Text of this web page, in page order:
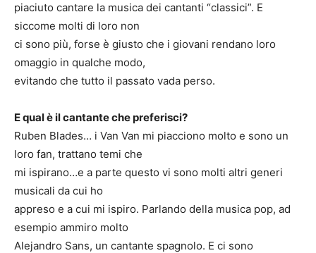
piaciuto cantare la musica dei cantanti “classici”. E
siccome molti di loro non
ci sono più, forse è giusto che i giovani rendano loro
omaggio in qualche modo,
evitando che tutto il passato vada perso.
E qual è il cantante che preferisci?
Ruben Blades… i Van Van mi piacciono molto e sono un
loro fan, trattano temi che
mi ispirano…e a parte questo vi sono molti altri generi
musicali da cui ho
appreso e a cui mi ispiro. Parlando della musica pop, ad
esempio ammiro molto
Alejandro Sans, un cantante spagnolo. E ci sono